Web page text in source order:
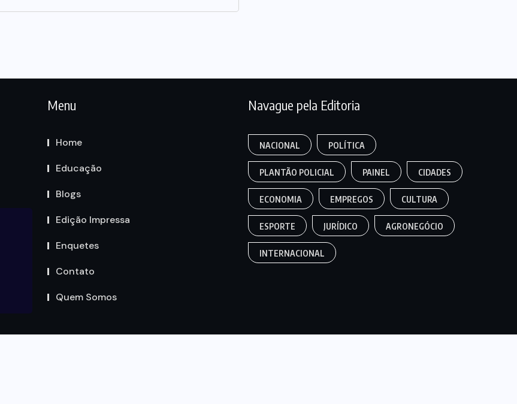
Menu
Home
Educação
Blogs
Edição Impressa
Enquetes
Contato
Quem Somos
Navague pela Editoria
NACIONAL POLÍTICA
PLANTÃO POLICIAL PAINEL CIDADES
ECONOMIA EMPREGOS CULTURA
ESPORTE JURÍDICO AGRONEGÓCIO
INTERNACIONAL